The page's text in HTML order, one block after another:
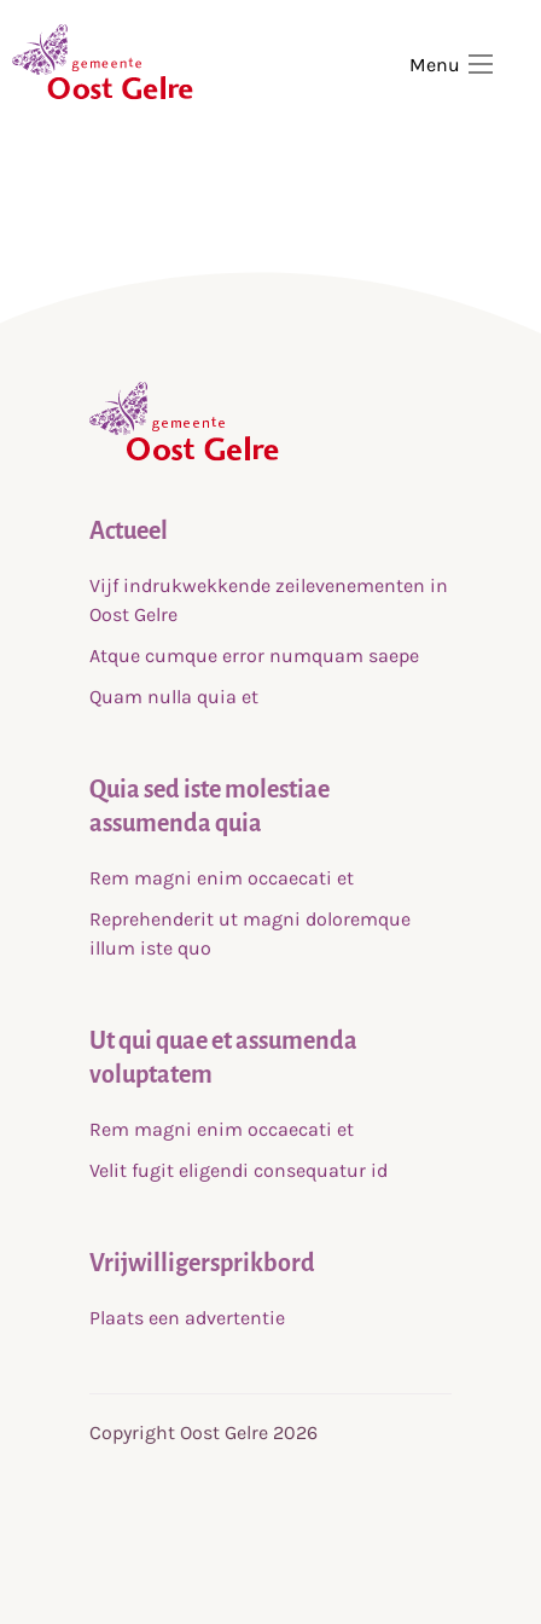
Menu
Actueel
Vijf indrukwekkende zeilevenementen in
Oost Gelre
Atque cumque error numquam saepe
Quam nulla quia et
Quia sed iste molestiae
assumenda quia
Rem magni enim occaecati et
Reprehenderit ut magni doloremque
illum iste quo
Ut qui quae et assumenda
voluptatem
Rem magni enim occaecati et
Velit fugit eligendi consequatur id
Vrijwilligersprikbord
Plaats een advertentie
Copyright Oost Gelre 2026